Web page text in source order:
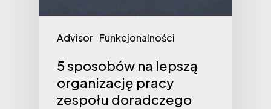
Advisor Funkcjonalności
5 sposobów na lepszą
organizację pracy
zespołu doradczego